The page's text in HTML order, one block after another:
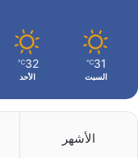
31
℃
السبت
32
℃
الأحد
الأشهر